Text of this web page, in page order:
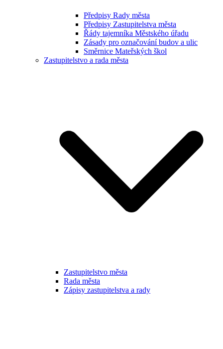
Předpisy Rady města
Předpisy Zastupitelstva města
Řády tajemníka Městského úřadu
Zásady pro označování budov a ulic
Směrnice Mateřských škol
Zastupitelstvo a rada města
Zastupitelstvo města
Rada města
Zápisy zastupitelstva a rady